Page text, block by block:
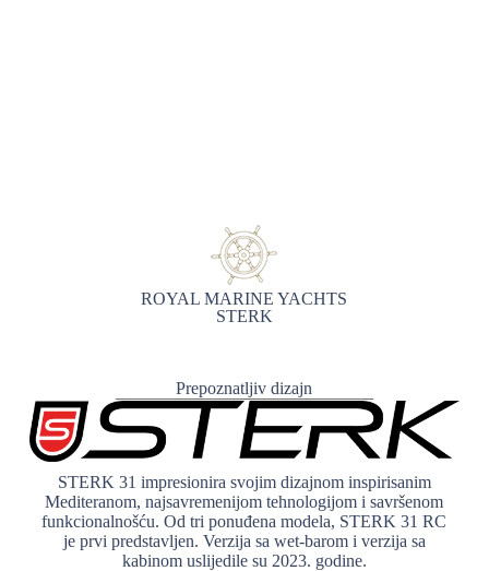
ROYAL MARINE YACHTS
STERK
Prepoznatljiv dizajn
STERK 31 impresionira svojim dizajnom inspirisanim
Mediteranom, najsavremenijom tehnologijom i savršenom
funkcionalnošću. Od tri ponuđena modela, STERK 31 RC
je prvi predstavljen. Verzija sa wet-barom i verzija sa
kabinom uslijedile su 2023. godine.